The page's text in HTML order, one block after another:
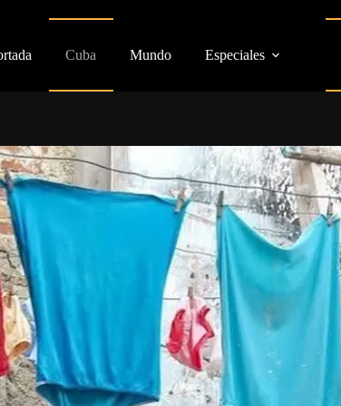
Cuba Mundo Especiales